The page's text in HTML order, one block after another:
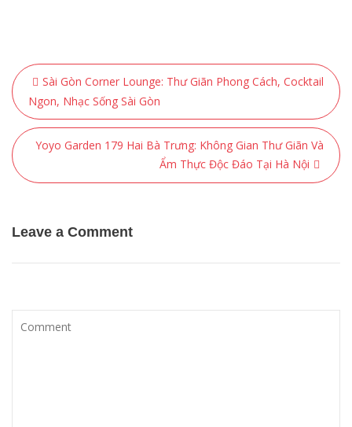
Điều
hướng
bài
viết
Sài Gòn Corner Lounge: Thư Giãn Phong Cách, Cocktail
Ngon, Nhạc Sống Sài Gòn
Yoyo Garden 179 Hai Bà Trưng: Không Gian Thư Giãn Và
Ẩm Thực Độc Đáo Tại Hà Nội
Leave a Comment